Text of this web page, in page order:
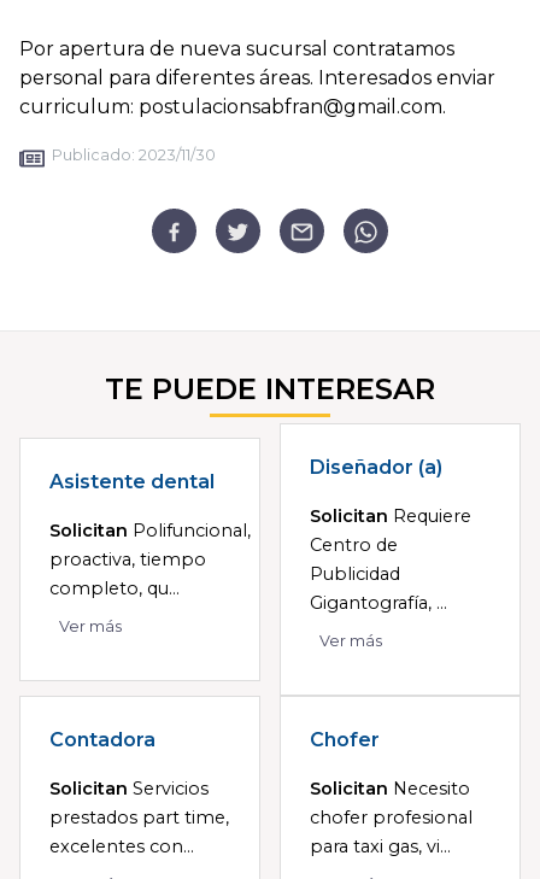
Por apertura de nueva sucursal contratamos
personal para diferentes áreas. Interesados enviar
curriculum: postulacionsabfran@gmail.com.
Publicado: 2023/11/30
TE PUEDE INTERESAR
Asistente dental
Solicitan Polifuncional,
proactiva, tiempo
completo, qu...
Ver más
Diseñador (a)
Solicitan Requiere
Centro de
Publicidad
Gigantografía, ...
Ver más
Contadora
Solicitan Servicios
prestados part time,
excelentes con...
Chofer
Solicitan Necesito
chofer profesional
para taxi gas, vi...